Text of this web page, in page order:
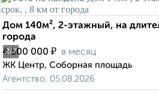
2/7
Дом 140м², 2-этажный, на
города
4 500 000 ₽ в месяц
ЖК Центр, Соборная площадь
Агентство, 05.08.2026